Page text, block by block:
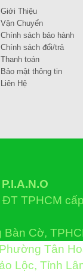
Giới Thiệu
Vận Chuyển
Chính sách bảo hành
Chính sách đổi/trả
Thanh toán
Bảo mật thông tin
Liên Hệ
TPHCM
Cờ,
Tân
Lộc, Tỉnh